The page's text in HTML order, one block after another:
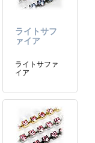
ライトサフ
ァイア
ライトサファ
イア